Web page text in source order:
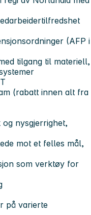
(AFP i
tilgang til materiell,
(rabatt innen alt fra
nysgjerrighet,
mot et felles mål,
som verktøy for
på varierte